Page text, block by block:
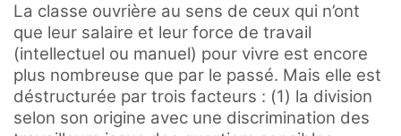
La classe ouvrière au sens de ceux qui n’ont
que leur salaire et leur force de travail
(intellectuel ou manuel) pour vivre est encore
plus nombreuse que par le passé. Mais elle est
déstructurée par trois facteurs : (1) la division
selon son origine avec une discrimination des